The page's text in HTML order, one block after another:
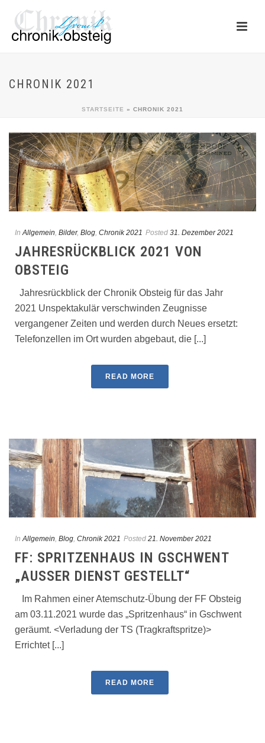
CHRONIK 2021
STARTSEITE » CHRONIK 2021
In Allgemein, Bilder, Blog, Chronik 2021 Posted 31. Dezember 2021
JAHRESRÜCKBLICK 2021 VON
OBSTEIG
Jahresrückblick der Chronik Obsteig für das Jahr
2021 Unspektakulär verschwinden Zeugnisse
vergangener Zeiten und werden durch Neues ersetzt:
Telefonzellen im Ort wurden abgebaut, die [...]
READ MORE
In Allgemein Blog Chronik 2021 Posted 21. November 2021
FF: SPRITZENHAUS IN GSCHWENT
„AUSSER DIENST GESTELLT“
Im Rahmen einer Atemschutz-Übung der FF Obsteig
am 03.11.2021 wurde das „Spritzenhaus“ in Gschwent
geräumt. <Verladung der TS (Tragkraftspritze)>
Errichtet [...]
READ MORE